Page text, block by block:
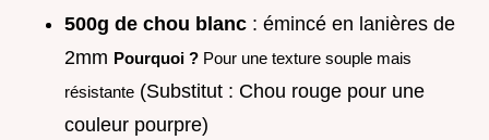
500g de chou blanc : émincé en lanières de
2mm Pourquoi ? Pour une texture souple mais
résistante (Substitut : Chou rouge pour une
couleur pourpre)